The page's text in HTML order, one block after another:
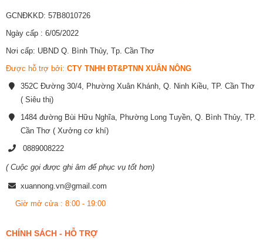
GCNĐKKD: 57B8010726
Ngày cấp : 6/05/2022
Nơi cấp: UBND Q. Bình Thủy, Tp. Cần Thơ
Được hỗ trợ bởi: CTY TNHH ĐT&PTNN XUÂN NÔNG
352C Đường 30/4, Phường Xuân Khánh, Q. Ninh Kiều, TP. Cần Thơ
( Siêu thị)
1484 đường Bùi Hữu Nghĩa, Phường Long Tuyền, Q. Bình Thủy, TP.
Cần Thơ ( Xưởng cơ khí)
0889008222
( Cuộc gọi được ghi âm để phục vụ tốt hơn)
xuannong.vn@gmail.com
Giờ mở cửa : 8:00 - 19:00
CHÍNH SÁCH - HỖ TRỢ